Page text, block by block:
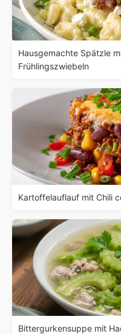
Hausgemachte Spätzle
Frühlingszwiebeln
Kartoffelauflauf mit Chili
Bittergurkensuppe mit